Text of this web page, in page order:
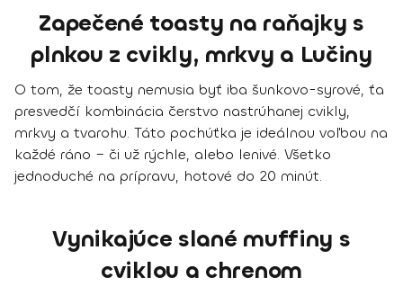
Zapečené toasty na raňajky s
plnkou z cvikly, mrkvy a Lučiny
O tom, že toasty nemusia byť iba šunkovo-syrové, ťa
presvedčí kombinácia čerstvo nastrúhanej cvikly,
mrkvy a tvarohu. Táto pochúťka je ideálnou voľbou na
každé ráno – či už rýchle, alebo lenivé. Všetko
jednoduché na prípravu, hotové do 20 minút.
Vynikajúce slané muffiny s
cviklou a chrenom